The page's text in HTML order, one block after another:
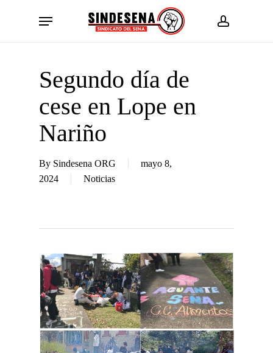
account
Menu
Segundo día de
cese en Lope en
Nariño
By Sindesena ORG
mayo 8,
2024
Noticias